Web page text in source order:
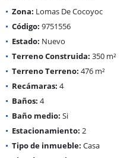
Zona: Lomas De Cocoyoc
Código: 9751556
Estado: Nuevo
Terreno Construida: 350 m²
Terreno Terreno: 476 m²
Recámaras: 4
Baños: 4
Baño medio: Si
Estacionamiento: 2
Tipo de inmueble: Casa